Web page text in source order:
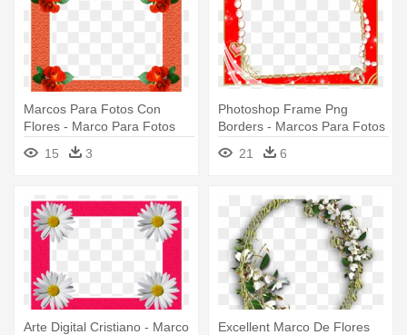
Marcos Para Fotos Con
Flores - Marco Para Fotos
15 3
Photoshop Frame Png
Borders - Marcos Para Fotos
21 6
Arte Digital Cristiano - Marco
Excellent Marco De Flores